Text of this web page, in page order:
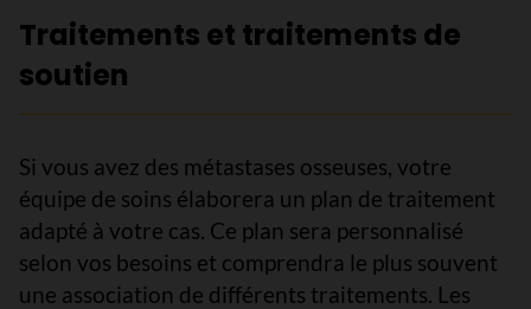
Traitements et traitements de
soutien
Si vous avez des métastases osseuses, votre
équipe de soins élaborera un plan de traitement
adapté à votre cas. Ce plan sera personnalisé
selon vos besoins et comprendra le plus souvent
une association de différents traitements. Les